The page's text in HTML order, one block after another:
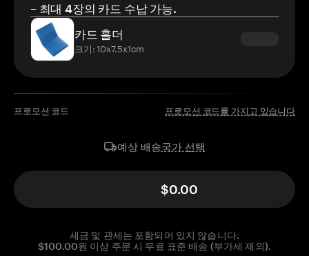
– 최대 4장의 카드 수납 가능.
카드 홀더
크기: 10x7.5x1cm
프로모션 코드 프로모션 코드를 가지고 있습니다
예상 배송국가 선택
$0.00
세금 및 관세는 포함되어 있지 않습니다.
$100.00원 이상 주문 시 무료 표준 배송 (부가세 제외).